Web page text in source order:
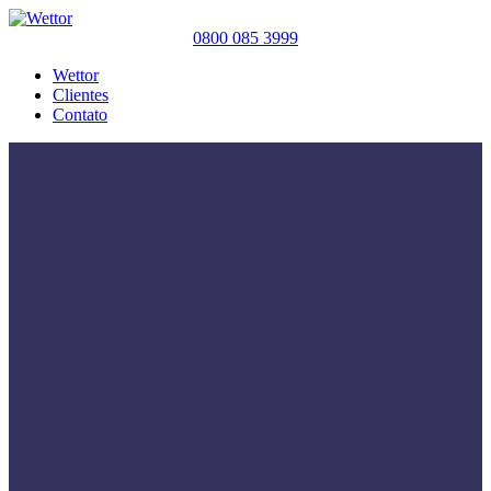
0800 085 3999
Wettor
Clientes
Contato